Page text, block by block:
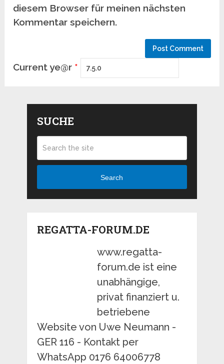
diesem Browser für meinen nächsten
Kommentar speichern.
Current ye@r *
SUCHE
Search
REGATTA-FORUM.DE
www.regatta-
forum.de ist eine
unabhängige,
privat finanziert u.
betriebene
Website von Uwe Neumann -
GER 116 - Kontakt per
WhatsApp 0176 64006778